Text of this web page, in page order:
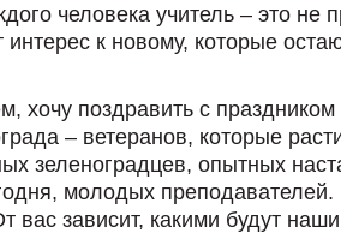
человека учитель – это не
интерес к новому, которые
хочу поздравить с праздником
– ветеранов, которые
зеленоградцев, опытных
молодых
вас зависит, какими будут